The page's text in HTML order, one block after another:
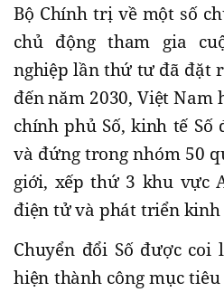
Bộ Chính trị về một số
chủ động tham gia
nghiệp lần thứ tư đã đặt
đến năm 2030, Việt
chính phủ Số, kinh tế Số
và đứng trong nhóm 50
giới, xếp thứ 3 khu vực
điện tử và phát triển kinh
Chuyển đổi Số được
hiện thành công mục